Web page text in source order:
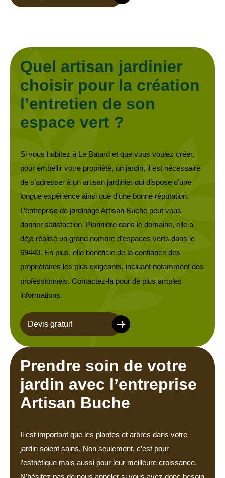
Quel artisan jardinier
choisir pour la création
l’entretien de son
espace vert ?
Si vous habitez à Le Batard et que vous voulez créer,
pour embellir votre propriété, un jardin, il est nécessaire
de s’adresser à un artisan jardinier qui dispose d’une
longue expérience ainsi que d’une bonne réputation.
L’entreprise de jardinage Artisan Buche peut vous
donner satisfaction. Pionnière dans le domaine, elle a
déjà réalisé un grand nombre d’espaces verts dans le
69440. En plus, elle bénéficie de la confiance des
propriétaires les plus exigeants, incluant notamment des
professionnels. Contactez-la pour de plus amples
informations.
Devis gratuit
Prendre soin de votre
jardin avec l’entreprise
Artisan Buche
Il est important que les plantes et arbres dans votre
jardin soient sains. Non seulement, c’est pour
l’esthétique mais aussi pour leur meilleure croissance.